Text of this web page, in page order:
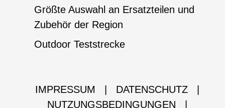
Größte Auswahl an Ersatzteilen und
Zubehör der Region
Outdoor Teststrecke
IMPRESSUM DATENSCHUTZ
NUTZUNGSBEDINGUNGEN